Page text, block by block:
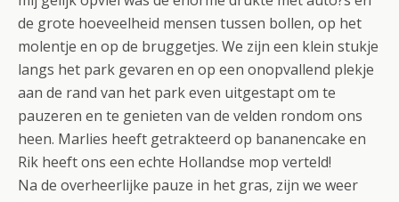
de grote hoeveelheid mensen tussen bollen, op het
molentje en op de bruggetjes. We zijn een klein stukje
langs het park gevaren en op een onopvallend plekje
aan de rand van het park even uitgestapt om te
pauzeren en te genieten van de velden rondom ons
heen. Marlies heeft getrakteerd op bananencake en
Rik heeft ons een echte Hollandse mop verteld!
Na de overheerlijke pauze in het gras, zijn we weer